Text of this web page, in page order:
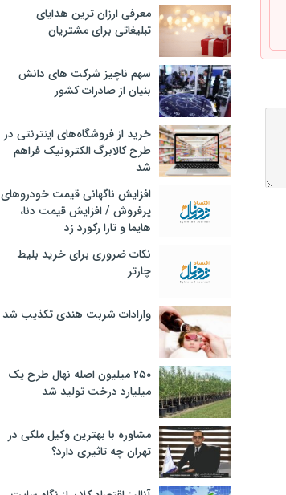
معرفی ارزان ترین هدایای
تبلیغاتی برای مشتریان
سهم ناچیز شرکت های دانش
بنیان از صادرات کشور
خرید از فروشگاه‌های اینترنتی در
طرح کالابرگ الکترونیک فراهم
شد
افزایش ناگهانی قیمت خودروهای
پرفروش / افزایش قیمت دنا،
هایما و تارا رکورد زد
نکات ضروری برای خرید بلیط
چارتر
وارادات شربت هندی تکذیب شد
۲۵۰ میلیون اصله نهال طرح یک
میلیارد درخت تولید شد
مشاوره با بهترین وکیل ملکی در
تهران چه تاثیری دارد؟